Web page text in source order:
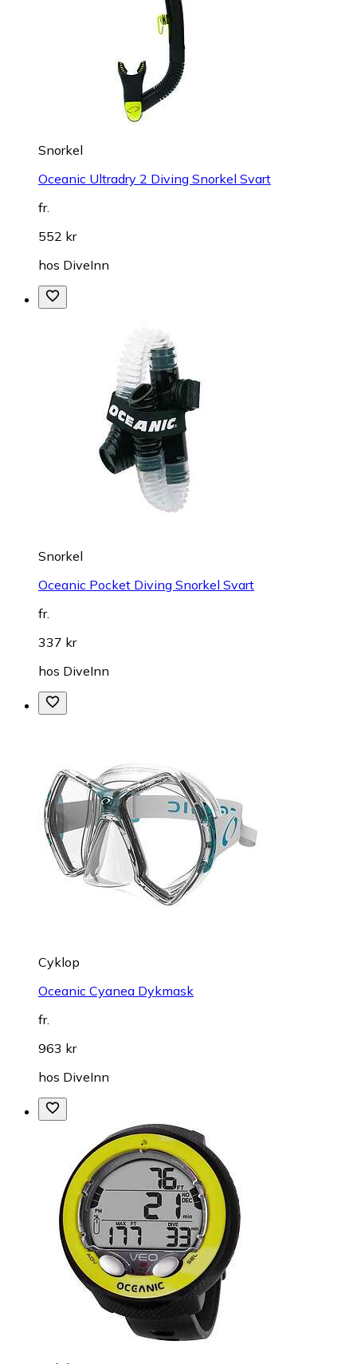
Snorkel
Oceanic Ultradry 2 Diving Snorkel Svart
fr.
552 kr
hos DiveInn
Snorkel
Oceanic Pocket Diving Snorkel Svart
fr.
337 kr
hos DiveInn
Cyklop
Oceanic Cyanea Dykmask
fr.
963 kr
hos DiveInn